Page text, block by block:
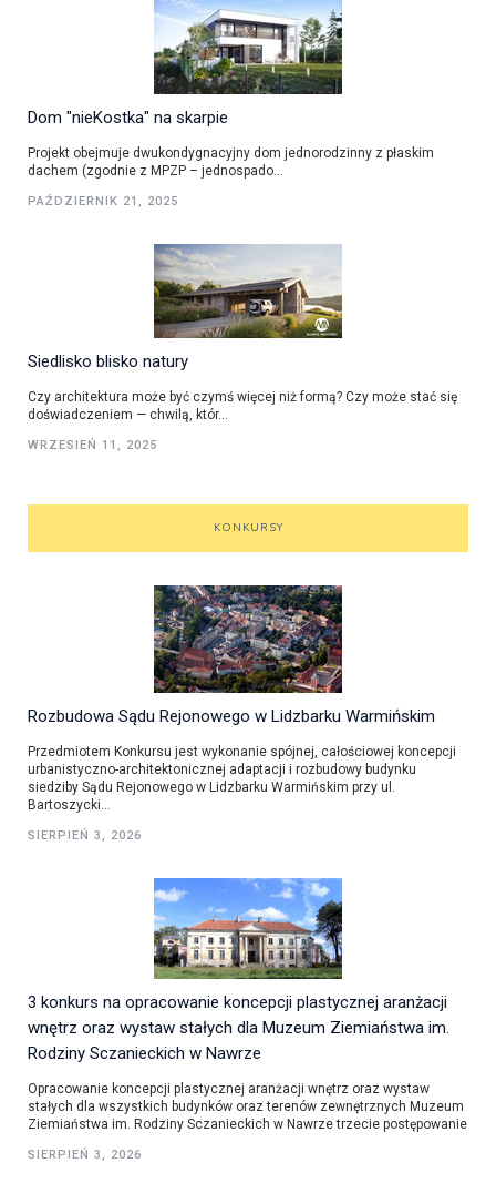
Dom "nieKostka" na skarpie
Projekt obejmuje dwukondygnacyjny dom jednorodzinny z płaskim
dachem (zgodnie z MPZP – jednospado...
PAŹDZIERNIK 21, 2025
Siedlisko blisko natury
Czy architektura może być czymś więcej niż formą? Czy może stać się
doświadczeniem — chwilą, któr...
WRZESIEŃ 11, 2025
KONKURSY
Rozbudowa Sądu Rejonowego w Lidzbarku Warmińskim
Przedmiotem Konkursu jest wykonanie spójnej, całościowej koncepcji
urbanistyczno-architektonicznej adaptacji i rozbudowy budynku
siedziby Sądu Rejonowego w Lidzbarku Warmińskim przy ul.
Bartoszycki...
SIERPIEŃ 3, 2026
3 konkurs na opracowanie koncepcji plastycznej aranżacji
wnętrz oraz wystaw stałych dla Muzeum Ziemiaństwa im.
Rodziny Sczanieckich w Nawrze
Opracowanie koncepcji plastycznej aranżacji wnętrz oraz wystaw
stałych dla wszystkich budynków oraz terenów zewnętrznych Muzeum
Ziemiaństwa im. Rodziny Sczanieckich w Nawrze trzecie postępowanie
SIERPIEŃ 3, 2026